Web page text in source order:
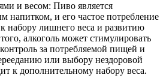
и весом: Пиво является
напитком, и его частое потребление
набору лишнего веса и развитию
алкоголь может стимулировать
за потребляемой пищей и
или выбору нездоровой
к дополнительному набору веса.